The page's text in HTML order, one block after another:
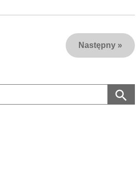
Następny »